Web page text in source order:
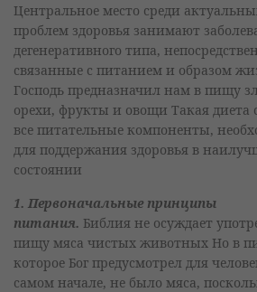
Центральное место среди
проблем здоровья занимают
дегенеративного типа,
связанные с питанием и образом
Господь предназначил нам в пищу
орехи, фрукты и овощи Такая диета
все питательные компоненты,
для поддержания здоровья в
состоянии
1. Первоначальные принципы
питания. Библия не осуждает
пищу мяса чистых животных Но в
которое Бог предусмотрел для
самом начале, не было мяса,